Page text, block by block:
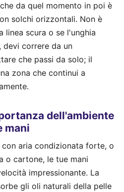
da quel momento in poi è
solchi orizzontali. Non è
linea scura o se l'unghia
devi correre da un
che passi da solo; il
zona che continui a
dell'ambiente
mani
aria condizionata forte, o
o cartone, le tue mani
impressionante. La
gli oli naturali della pelle